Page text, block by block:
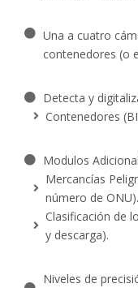
Una a cuatro
contenedores (o
Detecta y
Contenedores
Modulos
Mercancías
número de ONU).
Clasificación de
y descarga).
Niveles de